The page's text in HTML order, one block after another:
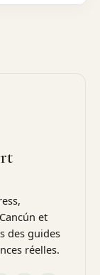
et
des guides
réelles.